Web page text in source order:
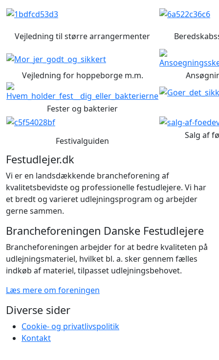
Vejledning til større arrangermenter
Vejledning for hoppeborge m.m.
Fester og bakterier
Festivalguiden
Salg af
Festudlejer.dk
Vi er en landsdækkende brancheforening af
kvalitetsbevidste og professionelle festudlejere. Vi har
et bredt og varieret udlejningsprogram og arbejder
gerne sammen.
Brancheforeningen Danske Festudlejere
Brancheforeningen arbejder for at bedre kvaliteten på
udlejningsmateriel, hvilket bl. a. sker gennem fælles
indkøb af materiel, tilpasset udlejningsbehovet.
Læs mere om foreningen
Diverse sider
Cookie- og privatlivspolitik
Kontakt